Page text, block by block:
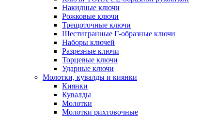
Накидные ключи
Рожковые ключи
Трещоточные ключи
Шестигранные Г-образные ключи
Наборы ключей
Разрезные ключи
Торцевые ключи
Ударные ключи
Молотки, кувалды и киянки
Киянки
Кувалды
Молотки
Молотки рихтовочные